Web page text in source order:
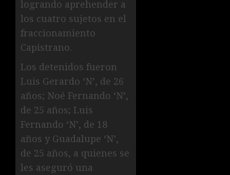
logrando aprehender a
los cuatro sujetos en el
fraccionamiento
Capistrano.
Los detenidos fueron
Luis Gerardo ‘N’, de 26
años; Noé Fernando ‘N’,
de 25 años; Luis
Fernando ‘N’, de 18
años y Guadalupe ‘N’,
de 25 años, a quienes se
les aseguró una